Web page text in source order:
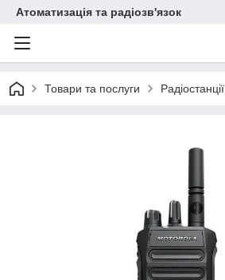
Атоматизація та радіозв'язок
Товари та послуги Радіостанції